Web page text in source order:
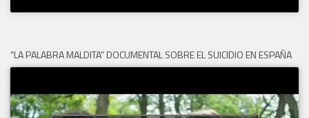
“LA PALABRA MALDITA” DOCUMENTAL SOBRE EL SUICIDIO EN ESPAÑA